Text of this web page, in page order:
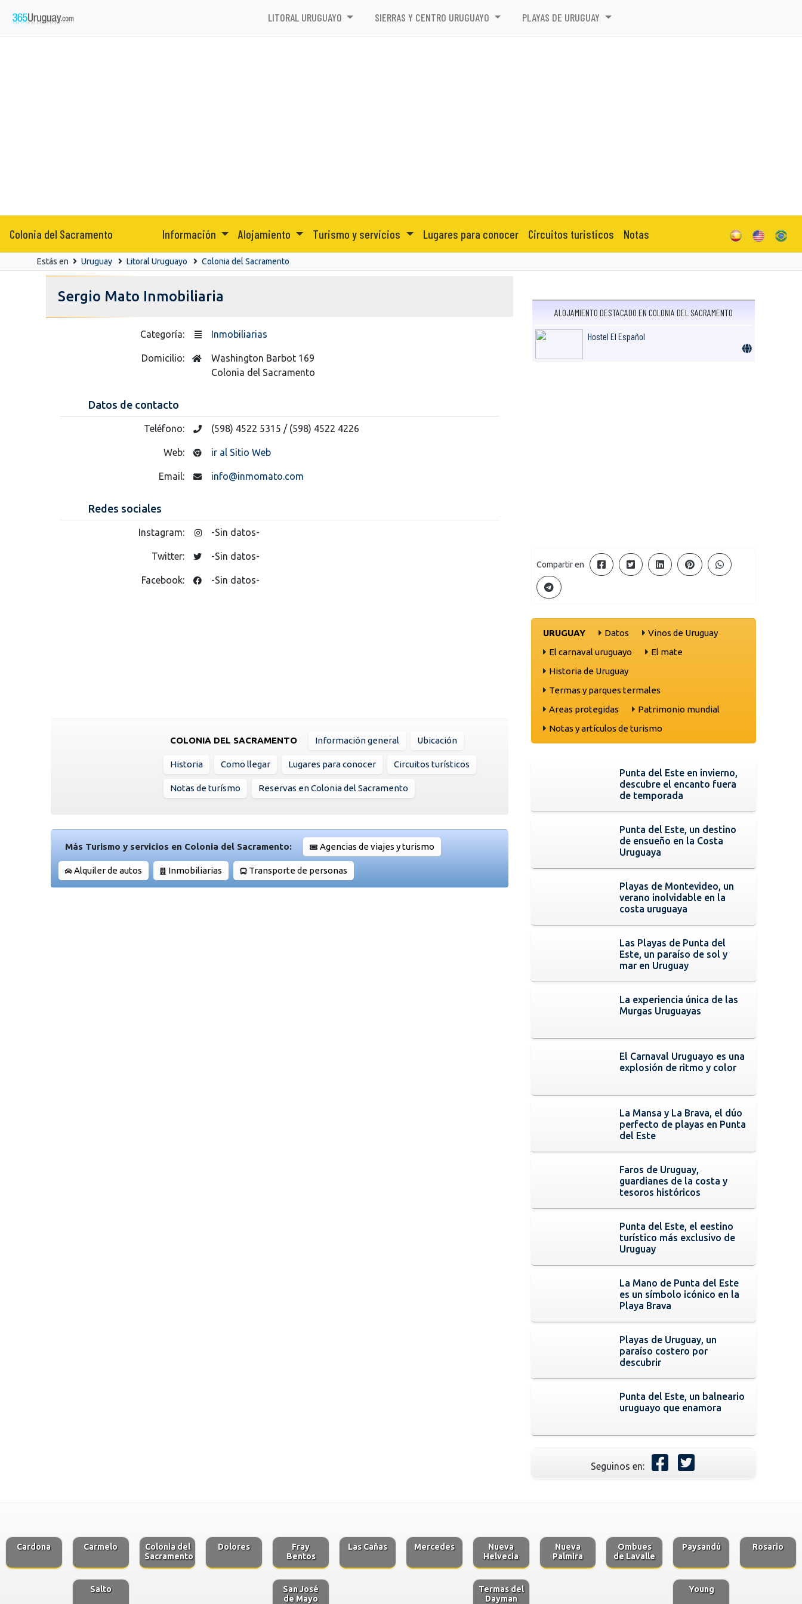
LITORAL URUGUAYO SIERRAS Y CENTRO URUGUAYO PLAYAS DE URUGUAY
Colonia del Sacramento Información Alojamiento Turismo y servicios Lugares para conocer Circuitos turisticos Notas
Estás en Uruguay Litoral Uruguayo Colonia del Sacramento
Sergio Mato Inmobiliaria
Categoría: Inmobiliarias
Domicilio:
Washington Barbot 169
Colonia del Sacramento
Datos de contacto
Teléfono: (598) 4522 5315 / (598) 4522 4226
Web: ir al Sitio Web
Email: info@inmomato.com
Redes sociales
Instagram: -Sin datos-
Twitter: -Sin datos-
Facebook: -Sin datos-
COLONIA DEL SACRAMENTO Información general Ubicación
Historia Como llegar Lugares para conocer Circuitos turísticos
Notas de turísmo Reservas en Colonia del Sacramento
Más Turismo y servicios en Colonia del Sacramento: Agencias de viajes y turismo
Alquiler de autos Inmobiliarias Transporte de personas
ALOJAMIENTO DESTACADO EN COLONIA DEL SACRAMENTO
Hostel El Español
Compartir en
URUGUAY Datos
Vinos de Uruguay
El carnaval uruguayo
El mate
Historia de Uruguay
Termas y parques termales
Areas protegidas
Patrimonio mundial
Notas y artículos de turismo
Punta del Este en invierno,
descubre el encanto fuera
de temporada
Punta del Este, un destino
de ensueño en la Costa
Uruguaya
Playas de Montevideo, un
verano inolvidable en la
costa uruguaya
Las Playas de Punta del
Este, un paraíso de sol y
mar en Uruguay
La experiencia única de las
Murgas Uruguayas
El Carnaval Uruguayo es una
explosión de ritmo y color
La Mansa y La Brava, el dúo
perfecto de playas en Punta
del Este
Faros de Uruguay,
guardianes de la costa y
tesoros históricos
Punta del Este, el eestino
turístico más exclusivo de
Uruguay
La Mano de Punta del Este
es un símbolo icónico en la
Playa Brava
Playas de Uruguay, un
paraíso costero por
descubrir
Punta del Este, un balneario
uruguayo que enamora
Seguinos en:
Cardona Carmelo
Colonia del
Sacramento
Dolores
Fray
Bentos
Las Cañas Mercedes
Nueva
Helvecia
Nueva
Palmira
Ombues
de Lavalle
Paysandú Rosario
Salto
San José
de Mayo
Termas del
Dayman
Young